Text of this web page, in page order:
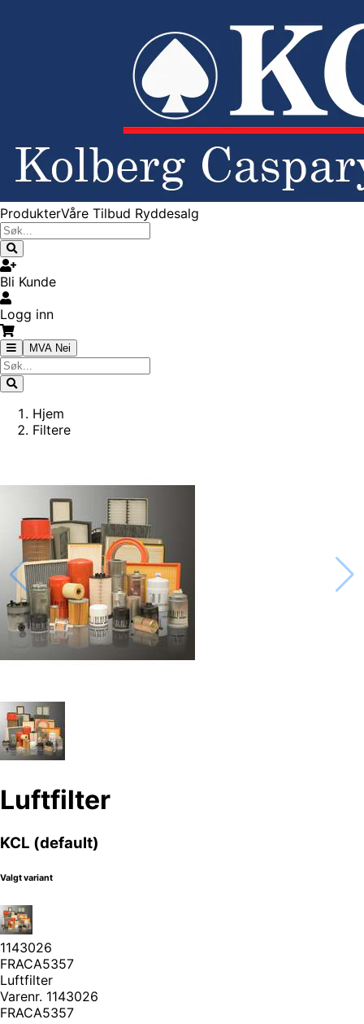
ProdukterVåre Tilbud Ryddesalg
Bli Kunde
Logg inn
MVA Nei
Hjem
Filtere
Luftfilter
KCL (default)
Valgt variant
1143026
FRACA5357
Luftfilter
Varenr. 1143026
FRACA5357